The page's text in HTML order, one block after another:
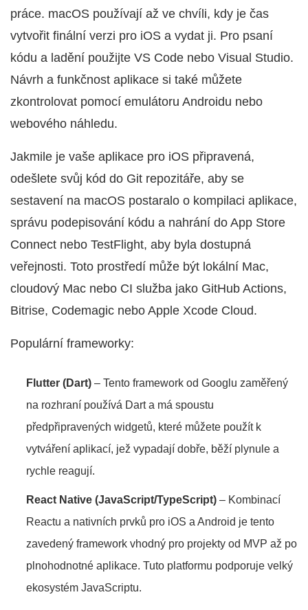
práce. macOS používají až ve chvíli, kdy je čas
vytvořit finální verzi pro iOS a vydat ji. Pro psaní
kódu a ladění použijte VS Code nebo Visual Studio.
Návrh a funkčnost aplikace si také můžete
zkontrolovat pomocí emulátoru Androidu nebo
webového náhledu.
Jakmile je vaše aplikace pro iOS připravená,
odešlete svůj kód do Git repozitáře, aby se
sestavení na macOS postaralo o kompilaci aplikace,
správu podepisování kódu a nahrání do App Store
Connect nebo TestFlight, aby byla dostupná
veřejnosti. Toto prostředí může být lokální Mac,
cloudový Mac nebo CI služba jako GitHub Actions,
Bitrise, Codemagic nebo Apple Xcode Cloud.
Populární frameworky:
Flutter (Dart) – Tento framework od Googlu zaměřený
na rozhraní používá Dart a má spoustu
předpřipravených widgetů, které můžete použít k
vytváření aplikací, jež vypadají dobře, běží plynule a
rychle reagují.
React Native (JavaScript/TypeScript) – Kombinací
Reactu a nativních prvků pro iOS a Android je tento
zavedený framework vhodný pro projekty od MVP až po
plnohodnotné aplikace. Tuto platformu podporuje velký
ekosystém JavaScriptu.